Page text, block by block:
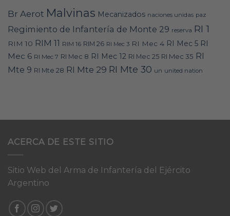
Br Aerot Malvinas Mecanizados naciones unidas paz
Regimiento de Infantería de Monte 29 reserva RI 1
RIM 10 RIM 11 RIM 16 RIM 26 RI Mec 3 RI Mec 4 RI Mec 5 RI
Mec 6 RI Mec 7 RI Mec 8 RI Mec 12 RI Mec 25 RI Mec 35 RI
Mte 9 RI Mte 28 RI Mte 29 RI Mte 30 un united nation
ACERCA DE ESTE SITIO
Sitio Web del Arma de Infantería del Ejército
Argentino